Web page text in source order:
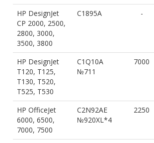
HP DesignJet
CP 2000, 2500,
2800, 3000,
3500, 3800
C1895A -
HP DesignJet
T120, T125,
T130, T520,
T525, T530
C1Q10A
№711
7000
HP OfficeJet
6000, 6500,
7000, 7500
C2N92AE
№920XL*4
2250